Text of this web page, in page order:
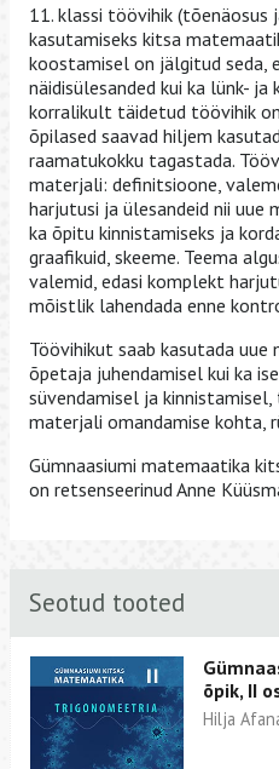
11. klassi töövihik
kasutamiseks kitsa
koostamisel on jälgitud seda,
näidisülesanded kui ka lünk- ja
korralikult täidetud töövihik
õpilased saavad hiljem
raamatukokku tagastada.
materjali: definitsioone,
harjutusi ja ülesandeid nii uue
ka õpitu kinnistamiseks ja
graafikuid, skeeme. Teema
valemid, edasi komplekt
mõistlik lahendada enne
Töövihikut saab kasutada
õpetaja juhendamisel kui ka
süvendamisel ja kinnistamisel,
materjali omandamise kohta,
Gümnaasiumi matemaatika
on retsenseerinud Anne
Seotud tooted
õpik, II
Hilja